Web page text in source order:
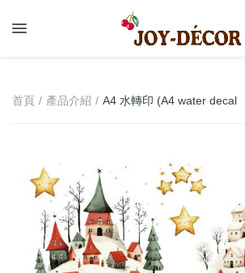
首頁 產品介紹
A4 水轉印 (A4 water decal